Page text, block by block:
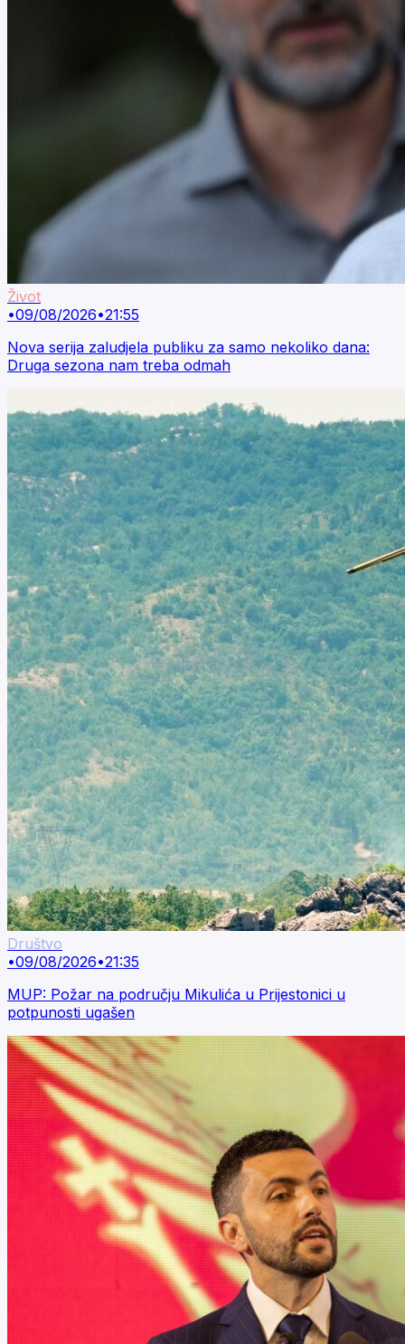
Život
•09/08/2026•21:55
Nova serija zaludjela publiku za samo nekoliko dana:
Druga sezona nam treba odmah
Društvo
•09/08/2026•21:35
MUP: Požar na području Mikulića u Prijestonici u
potpunosti ugašen